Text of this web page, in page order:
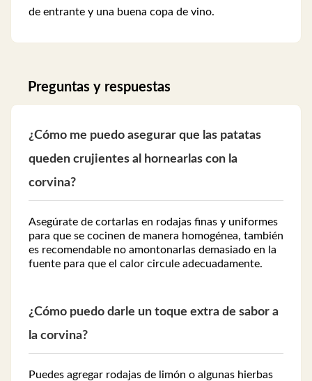
de entrante y una buena copa de vino.
Preguntas y respuestas
¿Cómo me puedo asegurar que las patatas
queden crujientes al hornearlas con la
corvina?
Asegúrate de cortarlas en rodajas finas y uniformes
para que se cocinen de manera homogénea, también
es recomendable no amontonarlas demasiado en la
fuente para que el calor circule adecuadamente.
¿Cómo puedo darle un toque extra de sabor a
la corvina?
Puedes agregar rodajas de limón o algunas hierbas